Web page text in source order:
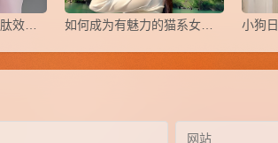
​入圈小知识之《内啡肽效应》